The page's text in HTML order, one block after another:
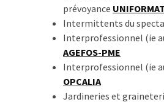
prévoyance
Intermittents du
Interprofessionnel (ie
AGEFOS-PME
Interprofessionnel (ie
OPCALIA
Jardineries et